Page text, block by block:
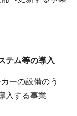
テム等の導入
ーの設備のう
入する事業